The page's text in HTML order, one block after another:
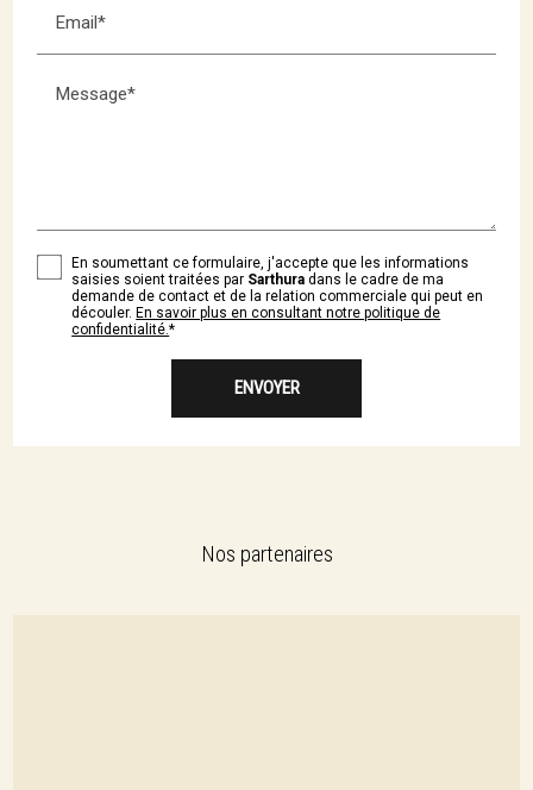
Email*
Message*
En soumettant ce formulaire, j'accepte que les informations
saisies soient traitées par Sarthura dans le cadre de ma
demande de contact et de la relation commerciale qui peut en
découler. En savoir plus en consultant notre politique de
confidentialité.*
Nos partenaires